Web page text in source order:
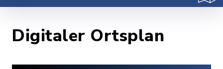
Digitaler Ortsplan